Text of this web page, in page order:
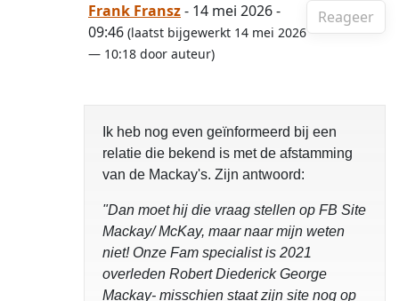
Reageer
Frank Fransz- 14 mei 2026 -
09:46 (laatst bijgewerkt 14 mei 2026
— 10:18 door auteur)
Ik heb nog even geïnformeerd bij een
relatie die bekend is met de afstamming
van de Mackay's. Zijn antwoord:
"Dan moet hij die vraag stellen op FB Site
Mackay/ McKay, maar naar mijn weten
niet! Onze Fam specialist is 2021
overleden Robert Diederick George
Mackay- misschien staat zijn site nog op